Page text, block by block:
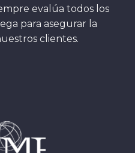
evalúa todos los
para asegurar la
clientes.